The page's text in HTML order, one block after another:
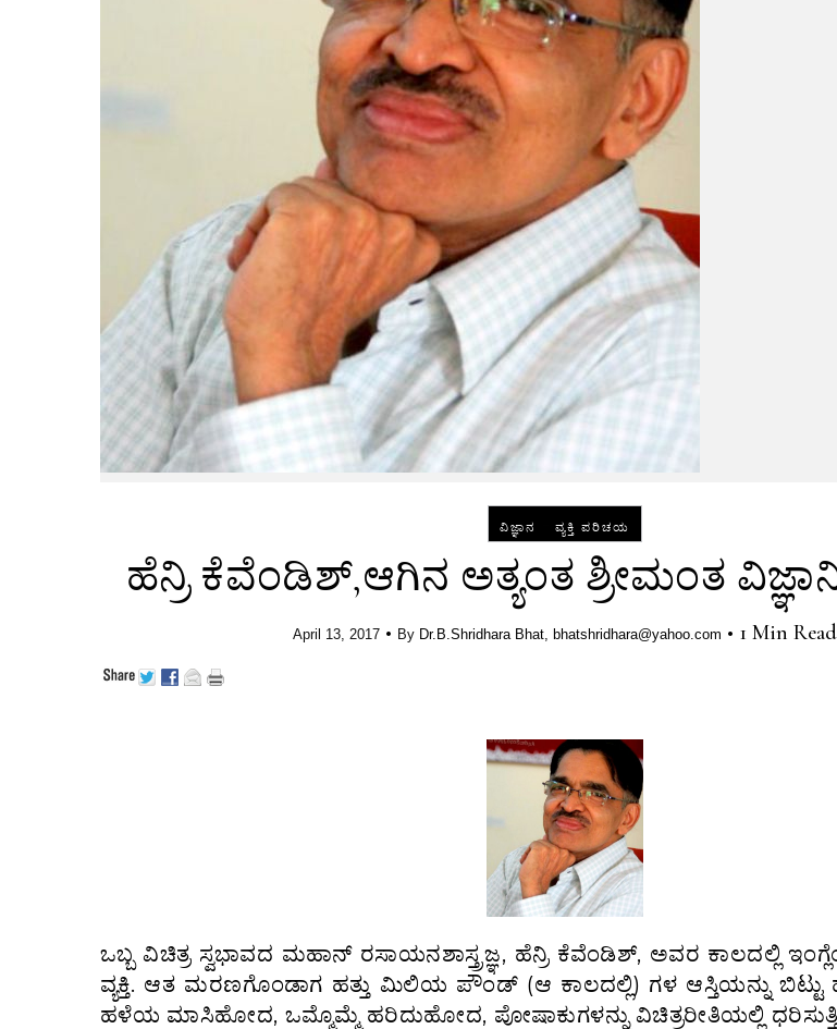
ವಿಜ್ಞಾನ ವ್ಯಕ್ತಿ ಪರಿಚಯ
ಹೆನ್ರಿ ಕೆವೆಂಡಿಶ್,ಆಗಿನ ಅತ್ಯಂತ ಶ್ರೀಮಂತ
April 13, 2017 • By Dr.B.Shridhara Bhat, bhatshridhara@yahoo.com • 1 Min Read
ಒಬ್ಬ ವಿಚಿತ್ರ ಸ್ವಭಾವದ ಮಹಾನ್ ರಸಾಯನಶಾಸ್ತ್ರಜ್ಞ, ಹೆನ್ರಿ ಕೆವೆಂಡಿಶ್, ಅವರ ಕಾಲದಲ್ಲಿ
ವ್ಯಕ್ತಿ. ಆತ ಮರಣಗೊಂಡಾಗ ಹತ್ತು ಮಿಲಿಯ ಪೌಂಡ್ (ಆ ಕಾಲದಲ್ಲಿ) ಗಳ ಆಸ್ತಿಯನ್ನು ಬಿಟ್ಟು
ಹಳೆಯ ಮಾಸಿಹೋದ, ಒಮ್ಮೊಮ್ಮೆ ಹರಿದುಹೋದ, ಪೋಷಾಕುಗಳನ್ನು ವಿಚಿತ್ರರೀತಿಯಲ್ಲಿ